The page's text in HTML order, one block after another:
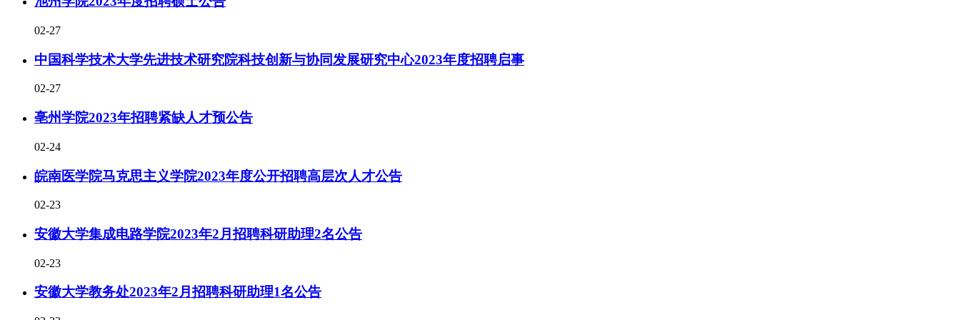
02-27
中国科学技术大学先进技术研究院科技创新与协同发展研究中心2023年度招聘启事
02-27
亳州学院2023年招聘紧缺人才预公告
02-24
皖南医学院马克思主义学院2023年度公开招聘高层次人才公告
02-23
安徽大学集成电路学院2023年2月招聘科研助理2名公告
02-23
安徽大学教务处2023年2月招聘科研助理1名公告